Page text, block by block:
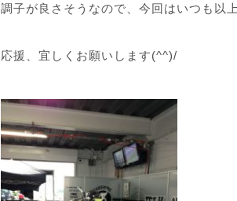
調子が良さそうなので、今回はいつも以
応援、宜しくお願いします(^^)/